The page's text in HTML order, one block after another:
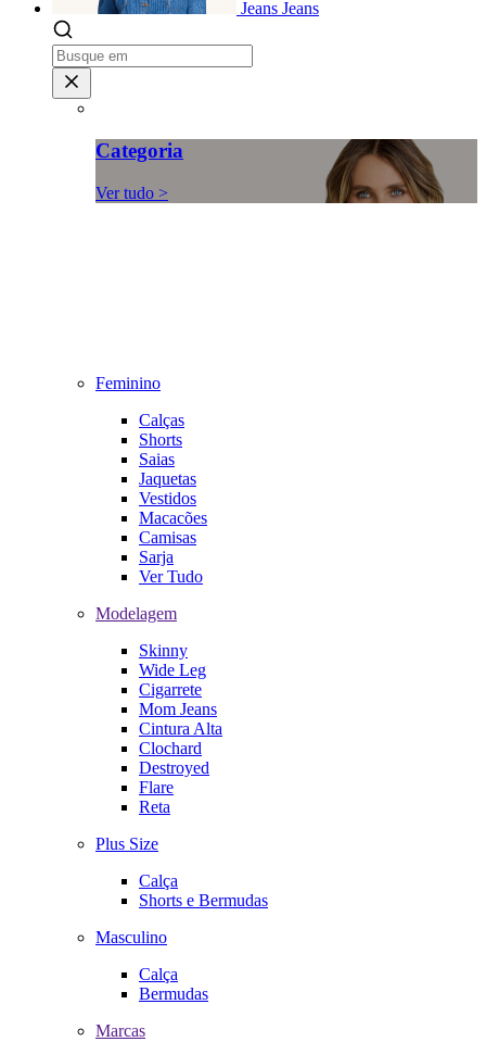
Jeans Jeans
Categoria
Ver tudo >
Feminino
Calças
Shorts
Saias
Jaquetas
Vestidos
Macacões
Camisas
Sarja
Ver Tudo
Modelagem
Skinny
Wide Leg
Cigarrete
Mom Jeans
Cintura Alta
Clochard
Destroyed
Flare
Reta
Plus Size
Calça
Shorts e Bermudas
Masculino
Calça
Bermudas
Marcas